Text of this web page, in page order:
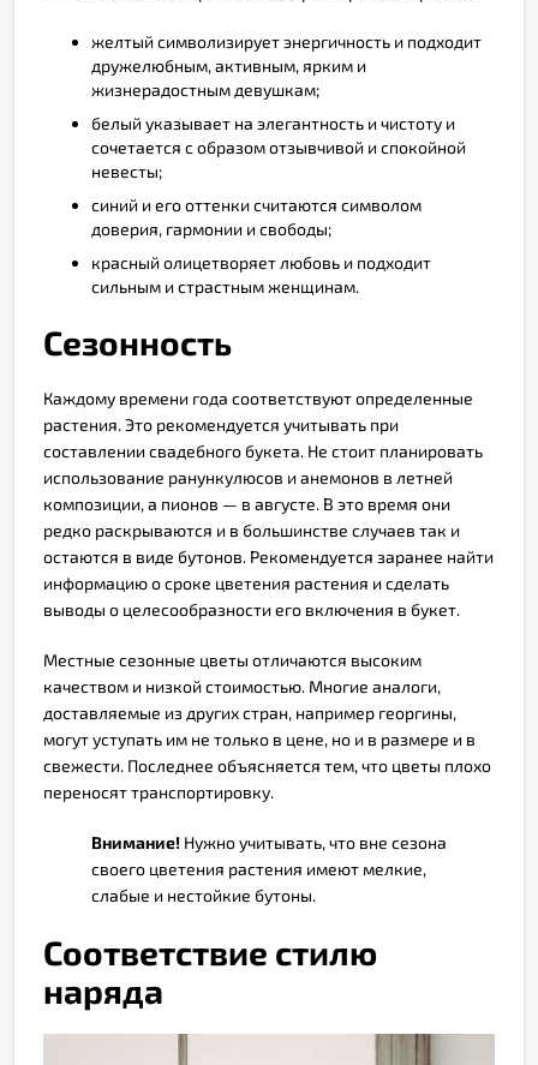
желтый символизирует энергичность и подходит
дружелюбным, активным, ярким и
жизнерадостным девушкам;
белый указывает на элегантность и чистоту и
сочетается с образом отзывчивой и спокойной
невесты;
синий и его оттенки считаются символом
доверия, гармонии и свободы;
красный олицетворяет любовь и подходит
сильным и страстным женщинам.
Сезонность
Каждому времени года соответствуют определенные
растения. Это рекомендуется учитывать при
составлении свадебного букета. Не стоит планировать
использование ранункулюсов и анемонов в летней
композиции, а пионов — в августе. В это время они
редко раскрываются и в большинстве случаев так и
остаются в виде бутонов. Рекомендуется заранее найти
информацию о сроке цветения растения и сделать
выводы о целесообразности его включения в букет.
Местные сезонные цветы отличаются высоким
качеством и низкой стоимостью. Многие аналоги,
доставляемые из других стран, например георгины,
могут уступать им не только в цене, но и в размере и в
свежести. Последнее объясняется тем, что цветы плохо
переносят транспортировку.
Внимание! Нужно учитывать, что вне сезона
своего цветения растения имеют мелкие,
слабые и нестойкие бутоны.
Соответствие стилю
наряда